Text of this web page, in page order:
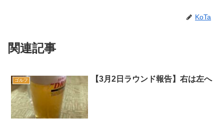
KoTa
関連記事
ゴルフ 【3月2日ラウンド報告】右は左へ